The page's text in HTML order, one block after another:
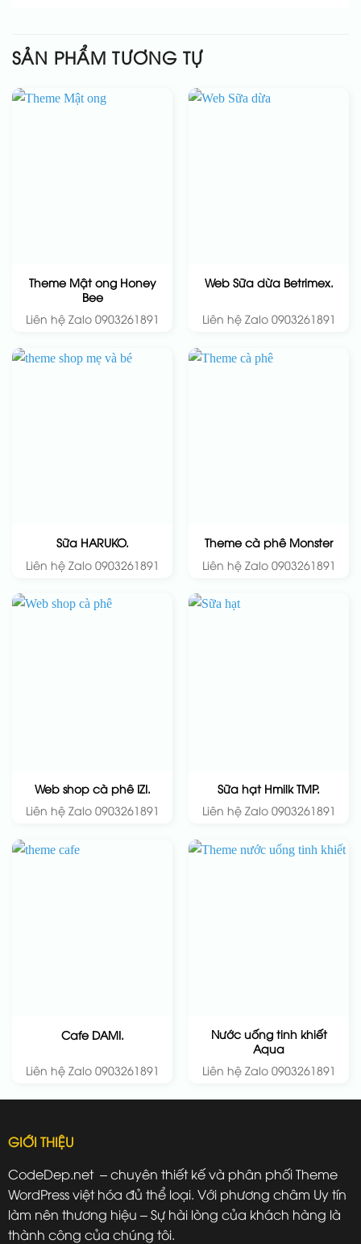
SẢN PHẨM TƯƠNG TỰ
Theme Mật ong Honey
Bee
Liên hệ Zalo 0903261891
Web Sữa dừa Betrimex.
Liên hệ Zalo 0903261891
Sữa HARUKO.
Liên hệ Zalo 0903261891
Theme cà phê Monster
Liên hệ Zalo 0903261891
Web shop cà phê IZI.
Liên hệ Zalo 0903261891
Sữa hạt Hmilk TMP.
Liên hệ Zalo 0903261891
Cafe DAMI.
Liên hệ Zalo 0903261891
Nước uống tinh khiết
Aqua
Liên hệ Zalo 0903261891
GIỚI THIỆU
CodeDep.net – chuyên thiết kế và phân phối Theme
WordPress việt hóa đủ thể loại. Với phương châm Uy tín
làm nên thương hiệu – Sự hài lòng của khách hàng là
thành công của chúng tôi.